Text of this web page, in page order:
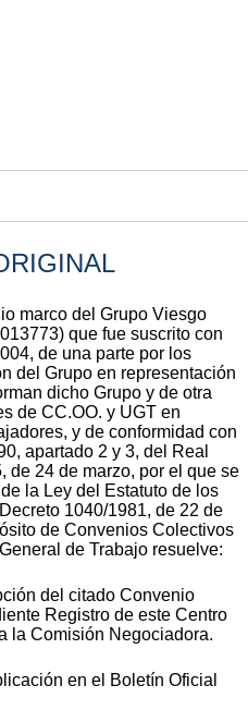
marco del Grupo Viesgo
que fue suscrito con
de una parte por los
del Grupo en representación
dicho Grupo y de otra
de CC.OO. y UGT en
y de conformidad con
apartado 2 y 3, del Real
de 24 de marzo, por el que se
la Ley del Estatuto de los
1040/1981, de 22 de
de Convenios Colectivos
de Trabajo resuelve:
del citado Convenio
Registro de este Centro
la Comisión Negociadora.
en el Boletín Oficial